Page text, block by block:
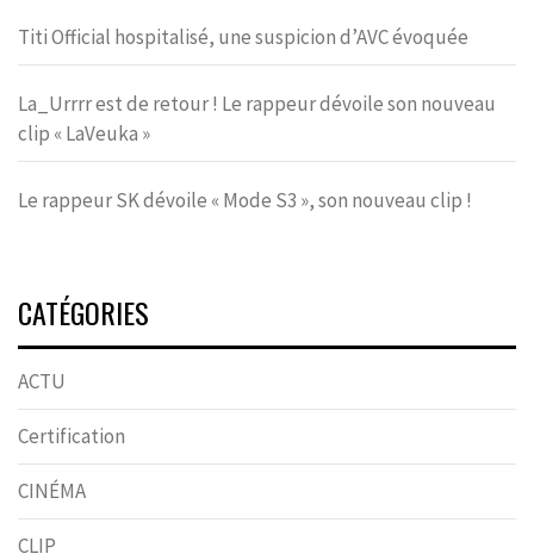
Titi Official hospitalisé, une suspicion d’AVC évoquée
La_Urrrr est de retour ! Le rappeur dévoile son nouveau
clip « LaVeuka »
Le rappeur SK dévoile « Mode S3 », son nouveau clip !
CATÉGORIES
ACTU
Certification
CINÉMA
CLIP